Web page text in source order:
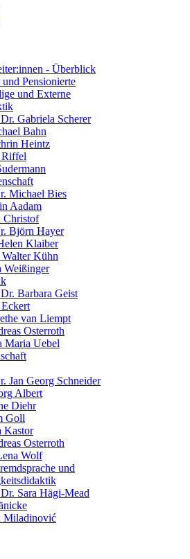
- Überblick
Pensionierte
und Externe
Gabriela Scherer
Bahn
Heintz
Riffel
Michael Bies
Aadam
Christof
Björn Hayer
Klaiber
Kühn
Weißinger
Barbara Geist
van Liempt
Osterroth
Maria Uebel
Jan Georg Schneider
Albert
Diehr
Goll
Kastor
Osterroth
Wolf
und
Sara Hägi-Mead
Miladinović